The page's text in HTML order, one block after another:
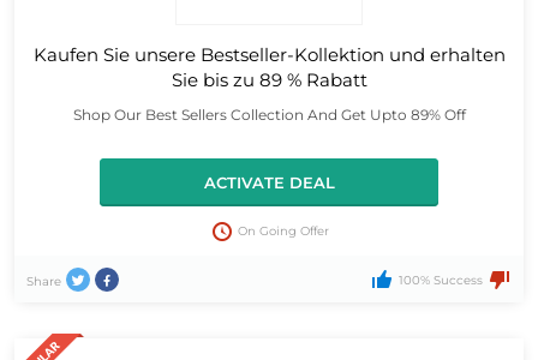
Kaufen Sie unsere Bestseller-Kollektion und erhalten
Sie bis zu 89 % Rabatt
Shop Our Best Sellers Collection And Get Upto 89% Off
ACTIVATE DEAL
On Going Offer
Share 100% Success